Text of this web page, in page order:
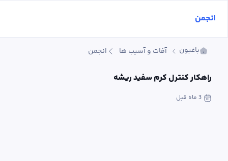
باغبون آفات و آسیب ها انجمن
راهکار کنترل کرم سفید ریشه
3 ماه قبل
انجمن